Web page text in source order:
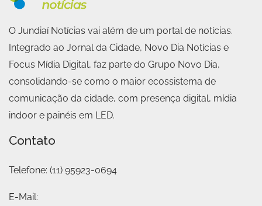
O Jundiaí Notícias vai além de um portal de notícias.
Integrado ao Jornal da Cidade, Novo Dia Notícias e
Focus Mídia Digital, faz parte do Grupo Novo Dia,
consolidando-se como o maior ecossistema de
comunicação da cidade, com presença digital, mídia
indoor e painéis em LED.
Contato
Telefone: (11) 95923-0694
E-Mail: